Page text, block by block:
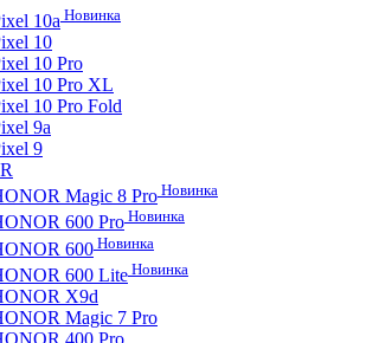
10a Новинка
10
10 Pro
10 Pro XL
10 Pro Fold
9a
9
Magic 8 Pro Новинка
600 Pro Новинка
600Новинка
600 Lite Новинка
X9d
Magic 7 Pro
400 Pro